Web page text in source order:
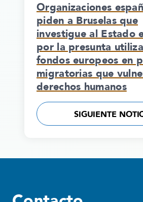
Organizaciones
piden a Bruselas que
investigue al Estado
por la presunta
fondos europeos en
migratorias que
derechos humanos
SIGUIENTE